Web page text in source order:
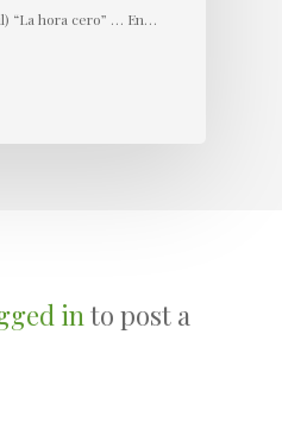
“La hora cero” … En…
into post a